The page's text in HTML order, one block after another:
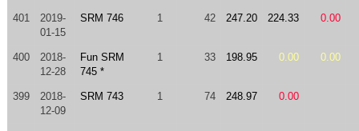
401
2019-
01-15
SRM 746 1 42 247.20 224.33 0.00
400
2018-
12-28
Fun SRM
745 *
1 33 198.95 0.00 0.00
399
2018-
12-09
SRM 743 1 74 248.97 0.00